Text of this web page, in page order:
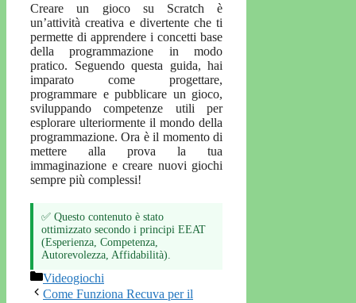
Creare un gioco su Scratch è
un’attività creativa e divertente che ti
permette di apprendere i concetti base
della programmazione in modo
pratico. Seguendo questa guida, hai
imparato come progettare,
programmare e pubblicare un gioco,
sviluppando competenze utili per
esplorare ulteriormente il mondo della
programmazione. Ora è il momento di
mettere alla prova la tua
immaginazione e creare nuovi giochi
sempre più complessi!
✅ Questo contenuto è stato
ottimizzato secondo i principi EEAT
(Esperienza, Competenza,
Autorevolezza, Affidabilità).
Categorie
Videogiochi
Come Funziona Recuva per il